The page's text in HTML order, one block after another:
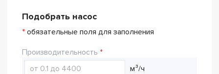
Подобрать насос
* обязательные поля для заполнения
Производительность
м³/ч